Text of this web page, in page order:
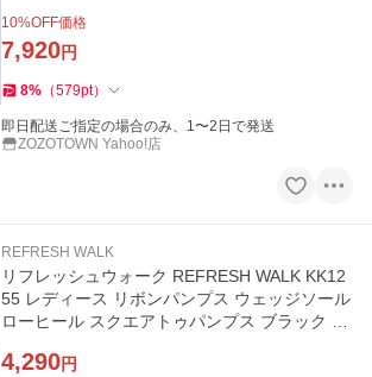
10%OFF価格
7,920円
8% （579pt）
即日配送ご指定の場合のみ、1〜2日で発送
ZOZOTOWN Yahoo!店
REFRESH WALK
リフレッシュウォーク REFRESH WALK KK12
55 レディース リボンパンプス ウェッジソール
ローヒール スクエアトゥパンプス ブラック 爆
4,290円